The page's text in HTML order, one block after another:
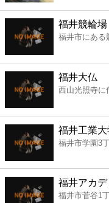
薬局
スーパー
エンタメ
レジャー
書店
ファミレス
福井競輪場
福井市にある
福井大仏
西山光照寺に
福井工業
福井市学園3
福井アカ
福井市菅谷1